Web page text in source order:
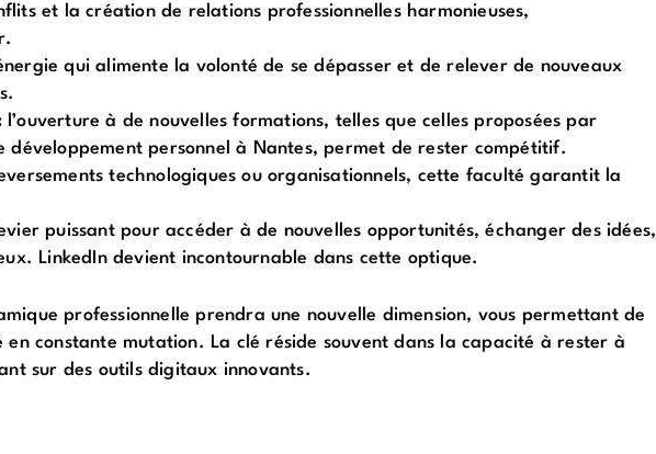
et la création de relations professionnelles harmonieuses,
qui alimente la volonté de se dépasser et de relever de nouveaux
l’ouverture à de nouvelles formations, telles que celles proposées par
développement personnel à Nantes, permet de rester compétitif.
technologiques ou organisationnels, cette faculté garantit la
puissant pour accéder à de nouvelles opportunités, échanger des idées,
LinkedIn devient incontournable dans cette optique.
professionnelle prendra une nouvelle dimension, vous permettant de
constante mutation. La clé réside souvent dans la capacité à rester à
sur des outils digitaux innovants.